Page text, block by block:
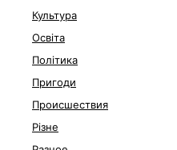
Культура
Освіта
Політика
Пригоди
Происшествия
Різне